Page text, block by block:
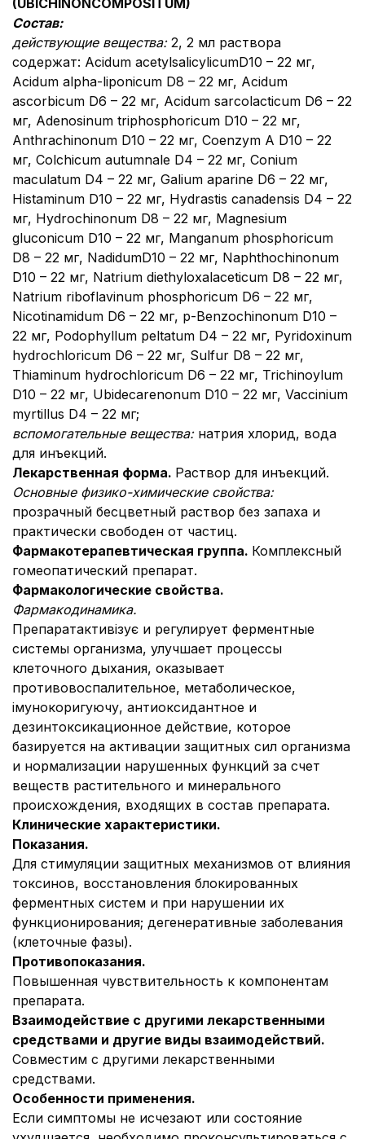
(UBICHINON COMPOSITUM)
Состав:
действующие вещества: 2, 2 мл раствора
содержат: Acidum acetylsalicylicumD10 – 22 мг,
Acidum alpha-liponicum D8 – 22 мг, Acidum
ascorbicum D6 – 22 мг, Acidum sarcolacticum D6 – 22
мг, Adenosinum triphosphoricum D10 – 22 мг,
Anthrachinonum D10 – 22 мг, Coenzym A D10 – 22
мг, Colchicum аutumnale D4 – 22 мг, Conium
maculatum D4 – 22 мг, Galium aparine D6 – 22 мг,
Histaminum D10 – 22 мг, Hydrastis canadensis D4 – 22
мг, Hydrochinonum D8 – 22 мг, Magnesium
gluconicum D10 – 22 мг, Manganum phosphoricum
D8 – 22 мг, NadidumD10 – 22 мг, Naphthochinonum
D10 – 22 мг, Natrium diethyloxalaceticum D8 – 22 мг,
Natrium riboflavinum phosphoricum D6 – 22 мг,
Nicotinamidum D6 – 22 мг, p-Benzochinonum D10 –
22 мг, Podophyllum peltatum D4 – 22 мг, Pyridoxinum
hydrochloricum D6 – 22 мг, Sulfur D8 – 22 мг,
Thiaminum hydrochloricum D6 – 22 мг, Trichinoylum
D10 – 22 мг, Ubidecarenonum D10 – 22 мг, Vaccinium
myrtillus D4 – 22 мг;
вспомогательные вещества: натрия хлорид, вода
для инъекций.
Лекарственная форма. Раствор для инъекций.
Основные физико-химические свойства:
прозрачный бесцветный раствор без запаха и
практически свободен от частиц.
Фармакотерапевтическая группа. Комплексный
гомеопатический препарат.
Фармакологические свойства.
Фармакодинамика.
Препаратактивізує и регулирует ферментные
системы организма, улучшает процессы
клеточного дыхания, оказывает
противовоспалительное, метаболическое,
імунокоригуючу, антиоксидантное и
дезинтоксикационное действие, которое
базируется на активации защитных сил организма
и нормализации нарушенных функций за счет
веществ растительного и минерального
происхождения, входящих в состав препарата.
Клинические характеристики.
Показания.
Для стимуляции защитных механизмов от влияния
токсинов, восстановления блокированных
ферментных систем и при нарушении их
функционирования; дегенеративные заболевания
(клеточные фазы).
Противопоказания.
Повышенная чувствительность к компонентам
препарата.
Взаимодействие с другими лекарственными
средствами и другие виды взаимодействий.
Совместим с другими лекарственными
средствами.
Особенности применения.
Если симптомы не исчезают или состояние